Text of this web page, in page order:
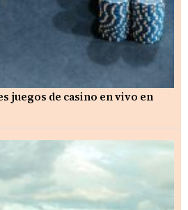
juegos de casino en vivo en